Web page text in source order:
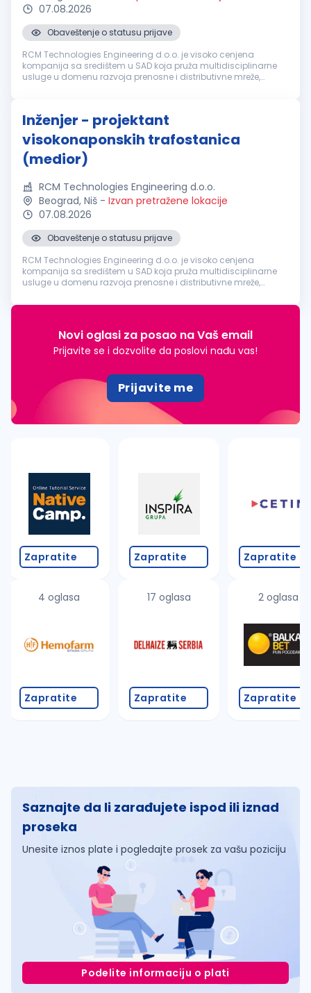
07.08.2026
Obaveštenje o statusu prijave
RCM Technologies Engineering d.o.o. je visoko cenjena
kompanija sa središtem u SAD koja pruža multidisciplinarne
usluge u domenu razvoja prenosne i distributivne mreže,
Inženjer - projektant
visokonaponskih trafostanica
(medior)
RCM Technologies Engineering d.o.o.
Beograd, Niš - Izvan pretražene lokacije
07.08.2026
Obaveštenje o statusu prijave
RCM Technologies Engineering d.o.o. je visoko cenjena
kompanija sa središtem u SAD koja pruža multidisciplinarne
usluge u domenu razvoja prenosne i distributivne mreže,
projektovanja zaštite i k...
Novi oglasi za posao na Vaš email
Prijavite se i dozvolite da poslovi nađu vas!
Prijavite me
Zapratite
4 oglasa
Zapratite
Zapratite
17 oglasa
Zapratite
Zapratite
2 oglasa
Zapratite
Saznajte da li zarađujete ispod ili iznad
proseka
Unesite iznos plate i pogledajte prosek za vašu poziciju
Podelite informaciju o plati